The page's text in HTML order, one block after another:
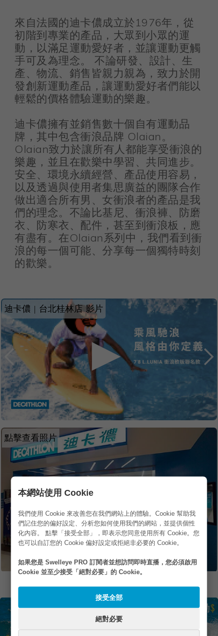
本網站使用 Cookie
我們使用 Cookie 來改善您在我們網站上的體驗。Cookie 幫助我
們記住您的偏好設定、分析您如何使用我們的網站，並提供個性
化內容。 點擊「接受全部」，即表示您同意使用所有 Cookie。您
也可以自訂您的 Cookie 偏好設定或拒絕非必要的 Cookie。
如果您是 Swelleye PRO 訂閱者並想訪問即時直播，您必須啟用
Cookie 並至少接受「絕對必要」的 Cookie。
接受全部
絕對必要
來自法國的迪卡儂成立於1976年，從
初階到專業的產品，大眾到小眾的運
動，以滿足運動愛好者，並讓運動更觸
手可及為理念。 不論研發、設計、生
產、物流、銷售皆親力親為，致力於開
發創新運動產品，讓運動愛好者們能以
輕鬆的價格體驗運動的樂趣。
迪卡儂擁有並銷售數十個自有運動品
牌，其中包含衝浪品牌 Olaian。
Olaian致力於讓所有人都能享受衝浪的
樂趣，並且在歡樂中學習、共同進步。
安全、環境永續經營、產品使用容易，
以及透過與使用者集思廣益的團隊合作
做出適合所有男、女衝浪者的產品是我
們的理念。不論比基尼、衝浪褲、防磨
衣、防寒衣、配件，甚至到衝浪板，應
有盡有。在Olaian系列中，我們看到衝
浪的每一個可能、分享每一個獨特時刻
的歡樂。
迪卡儂 | 台北桂林店 影片
點擊查看照片